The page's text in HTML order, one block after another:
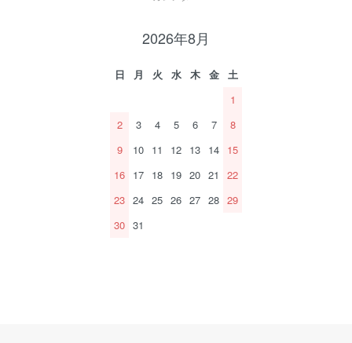
2026年8月
日 月 火 水 木 金
土
1
2
3 4 5 6 7
8
9
10 11 12 13 14 15
16 17 18 19 20 21
22
23 24 25 26 27 28 29
30 31